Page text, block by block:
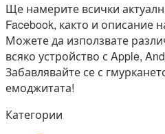
Ще намерите всички
Facebook, както и описание
Можете да използвате
всяко устройство с Apple,
Забавлявайте се с
емоджитата!
Категории